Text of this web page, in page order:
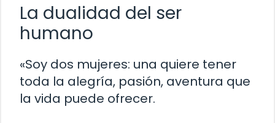
La dualidad del ser
humano
«Soy dos mujeres: una quiere tener
toda la alegría, pasión, aventura que
la vida puede ofrecer.